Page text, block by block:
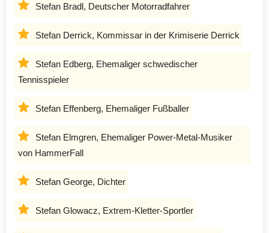
Stefan Bradl, Deutscher Motorradfahrer
Stefan Derrick, Kommissar in der Krimiserie Derrick
Stefan Edberg, Ehemaliger schwedischer
Tennisspieler
Stefan Effenberg, Ehemaliger Fußballer
Stefan Elmgren, Ehemaliger Power-Metal-Musiker
von HammerFall
Stefan George, Dichter
Stefan Glowacz, Extrem-Kletter-Sportler